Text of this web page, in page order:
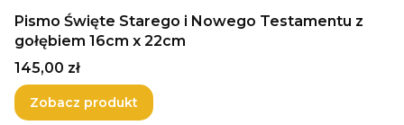
Pismo Święte Starego i Nowego Testamentu z
gołębiem 16cm x 22cm
Cena
145,00 zł
Zobacz produkt